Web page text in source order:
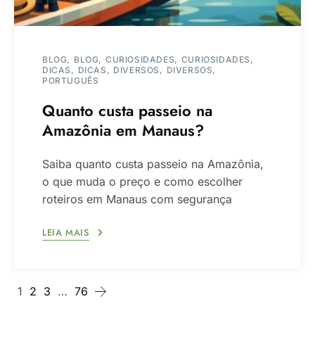
BLOG BLOG CURIOSIDADES
CURIOSIDADES
DICAS
DICAS DIVERSOS
DIVERSOS
PORTUGUÊS
Quanto custa passeio na
Amazônia em Manaus?
Saiba quanto custa passeio na Amazônia,
o que muda o preço e como escolher
roteiros em Manaus com segurança
LEIA MAIS
1 2 3 … 76